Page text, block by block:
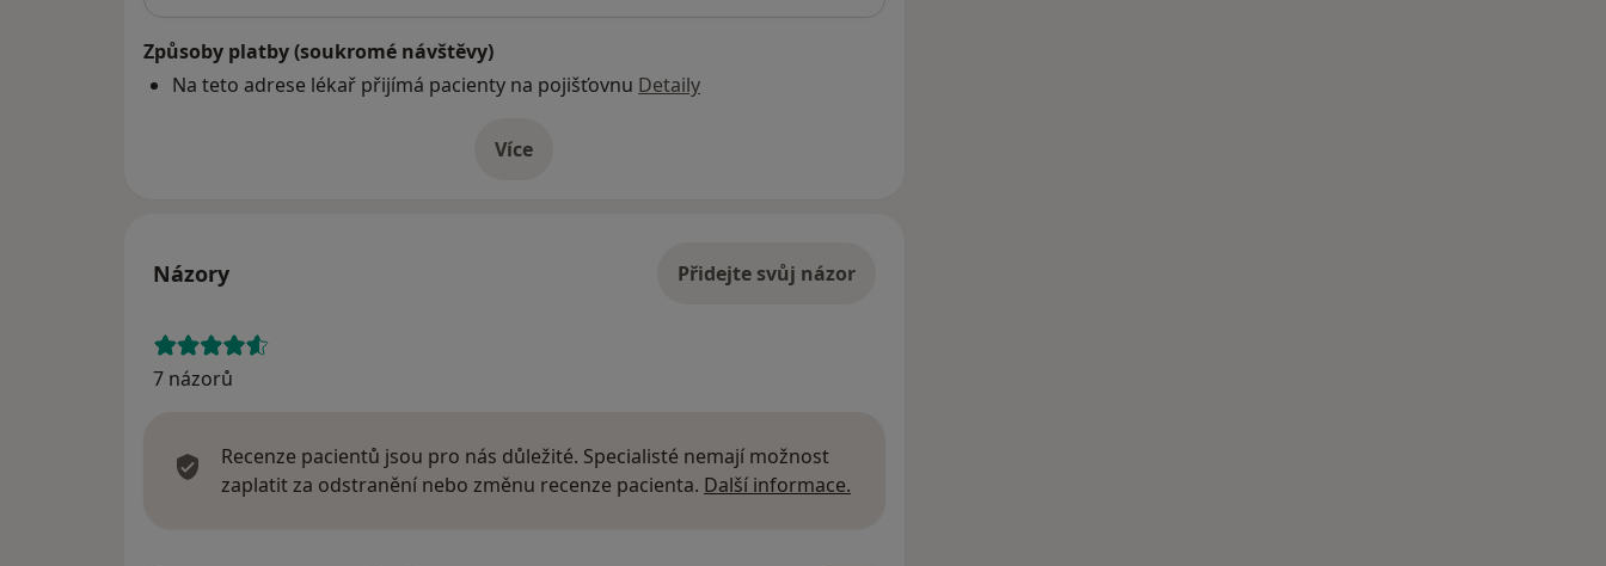
Způsoby platby (soukromé návštěvy)
Na teto adrese lékař přijímá pacienty na pojišťovnu Detaily
Víceo adrese
Názory Přidejte svůj názor
7 názorů
Recenze pacientů jsou pro nás důležité. Specialisté nemají možnost
zaplatit za odstranění nebo změnu recenze pacienta. Další informace.